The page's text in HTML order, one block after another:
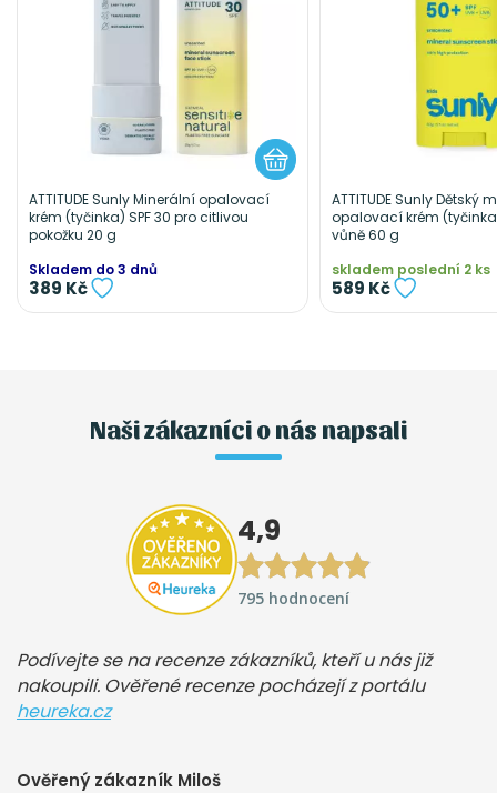
ATTITUDE Sunly Minerální opalovací
krém (tyčinka) SPF 30 pro citlivou
pokožku 20 g
Skladem do 3 dnů
389 Kč
ATTITUDE Sunly Dětský
opalovací krém
vůně 60 g
skladem poslední 2 ks
589 Kč
Naši zákazníci o nás napsali
4,9
795 hodnocení
Podívejte se na recenze zákazníků, kteří u nás již
nakoupili. Ověřené recenze pocházejí z portálu
heureka.cz
Ověřený zákazník Miloš